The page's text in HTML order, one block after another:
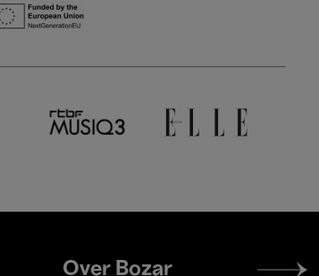
Footer
Over Bozar